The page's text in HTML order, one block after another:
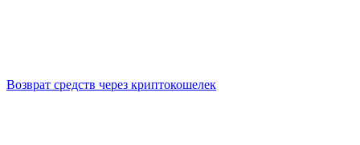
Возврат средств через криптокошелек